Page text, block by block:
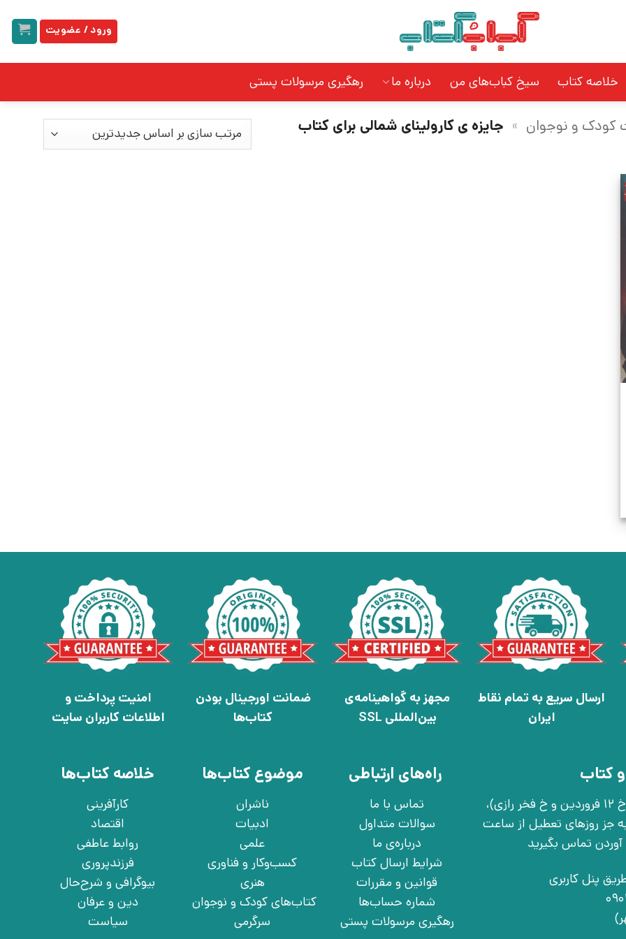
ورود / عضویت
خلاصه کتاب سیخ کباب‌های من درباره ما رهگیری مرسولات پستی
کودک و نوجوان » جایزه ی کارولینای شمالی برای کتاب
ارسال سریع به تمام نقاط
ایران
مجهز به گواهینامه‌ی
بین‌المللی SSL
ضمانت اورجینال بودن
کتاب‌ها
امنیت پرداخت و
اطلاعات کاربران سایت
کتاب
تهران، خ انقلاب، خ 12 فروردین، خ روانمهر شرقی(بین خ 12 فروردین و خ فخر رازی)،
به جز روزهای تعطیل از ساعت
پنل کاربری
راه‌های ارتباطی
تماس با ما
سوالات متداول
درباره‌ی ما
شرایط ارسال کتاب
قوانین و مقررات
شماره حساب‌ها
رهگیری مرسولات پستی
موضوع کتاب‌ها
ناشران
ادبیات
علمی
کسب‌وکار و فناوری
هنری
کتاب‌های کودک و نوجوان
سرگرمی
خلاصه کتاب‌ها
کارآفرینی
اقتصاد
روابط عاطفی
فرزندپروری
بیوگرافی و شرح‌حال
دین و عرفان
سیاست